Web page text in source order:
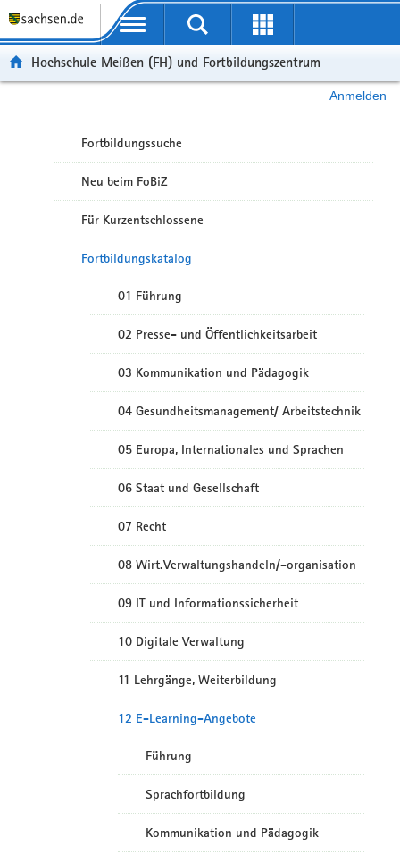
Portalübergreifende Navigation
Hochschule Meißen (FH) und Fortbildungszentrum
Anmelden
Fortbildungssuche
Neu beim FoBiZ
Für Kurzentschlossene
Fortbildungskatalog
01 Führung
02 Presse- und Öffentlichkeitsarbeit
03 Kommunikation und Pädagogik
04 Gesundheitsmanagement/ Arbeitstechnik
05 Europa, Internationales und Sprachen
06 Staat und Gesellschaft
07 Recht
08 Wirt.Verwaltungshandeln/-organisation
09 IT und Informationssicherheit
10 Digitale Verwaltung
11 Lehrgänge, Weiterbildung
12 E-Learning-Angebote
Führung
Sprachfortbildung
Kommunikation und Pädagogik